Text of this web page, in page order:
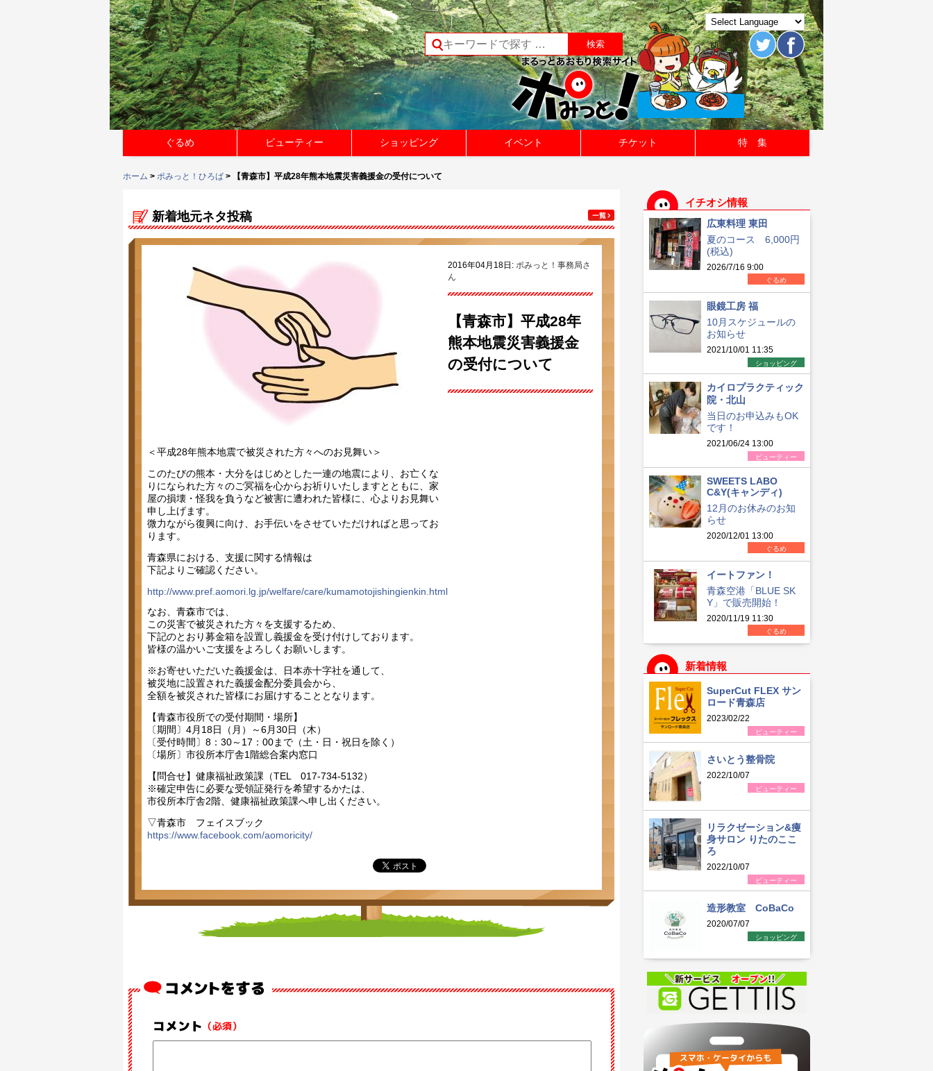
ぐるめ ビューティー ショッピング イベント チケット 特 集
ホーム > ポみっと！ひろば > 【青森市】平成28年熊本地震災害義援金の受付について
新着地元ネタ投稿
2016年04月18日: ポみっと！事務局さ
ん
【青森市】平成28年
熊本地震災害義援金
の受付について
＜平成28年熊本地震で被災された方々へのお見舞い＞
このたびの熊本・大分をはじめとした一連の地震により、お亡くな
りになられた方々のご冥福を心からお祈りいたしますとともに、家
屋の損壊・怪我を負うなど被害に遭われた皆様に、心よりお見舞い
申し上げます。
微力ながら復興に向け、お手伝いをさせていただければと思ってお
ります。
青森県における、支援に関する情報は
下記よりご確認ください。
http://www.pref.aomori.lg.jp/welfare/care/kumamotojishingienkin.html
なお、青森市では、
この災害で被災された方々を支援するため、
下記のとおり募金箱を設置し義援金を受け付けしております。
皆様の温かいご支援をよろしくお願いします。
※お寄せいただいた義援金は、日本赤十字社を通して、
被災地に設置された義援金配分委員会から、
全額を被災された皆様にお届けすることとなります。
【青森市役所での受付期間・場所】
〔期間〕4月18日（月）～6月30日（木）
〔受付時間〕8：30～17：00まで（土・日・祝日を除く）
〔場所〕市役所本庁舎1階総合案内窓口
【問合せ】健康福祉政策課（TEL 017-734-5132）
※確定申告に必要な受領証発行を希望するかたは、
市役所本庁舎2階、健康福祉政策課へ申し出ください。
▽青森市 フェイスブック
https://www.facebook.com/aomoricity/
イチオシ情報
広東料理 東田
夏のコース 6,000円
(税込)
2026/7/16 9:00
ぐるめ
眼鏡工房 福
10月スケジュールの
お知らせ
2021/10/01 11:35
ショッピング
カイロプラクティック
院・北山
当日のお申込みもOK
です！
2021/06/24 13:00
ビューティー
SWEETS LABO
C&Y(キャンディ)
12月のお休みのお知
らせ
2020/12/01 13:00
ぐるめ
イートファン！
青森空港「BLUE SK
Y」で販売開始！
2020/11/19 11:30
ぐるめ
新着情報
SuperCut FLEX サン
ロード青森店
2023/02/22
ビューティー
さいとう整骨院
2022/10/07
ビューティー
リラクゼーション&痩
身サロン りたのここ
ろ
2022/10/07
ビューティー
造形教室 CoBaCo
2020/07/07
ショッピング